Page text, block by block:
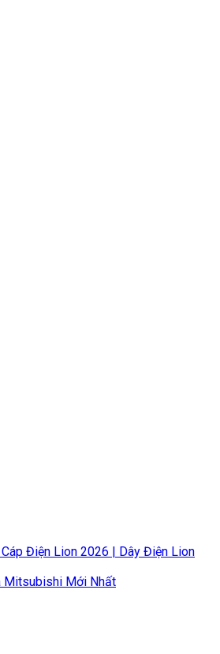
Cáp Điện Lion 2026 | Dây Điện Lion
Mitsubishi Mới Nhất